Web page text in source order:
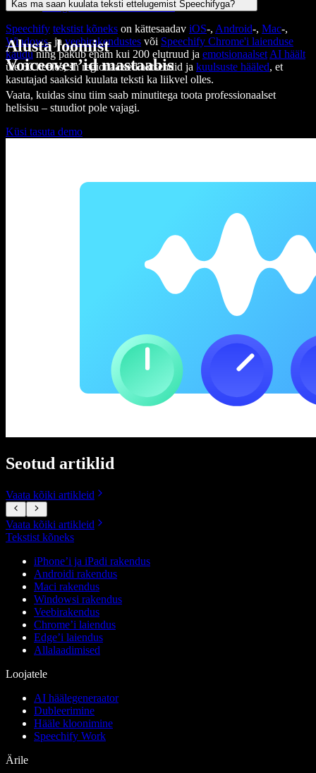
sarnaneGoogle tekstist kõneks API-le.
Kas ma saan kuulata teksti ettelugemist Speechifyga?
Speechify tekstist kõneks on kättesaadav iOS-, Android-, Mac-,
Windows- javeebirakendustes või Speechify Chrome'i laienduse
kauduning pakub enam kui 200 elutruud ja emotsionaalset AI häält
üle 60 keeles, sh regionaalsed aktsendid ja kuulsuste hääled, et
kasutajad saaksid kuulata teksti ka liikvel olles.
Alusta loomist
Voiceover’id mastaabis
Vaata, kuidas sinu tiim saab minutitega toota professionaalset
helisisu – stuudiot pole vajagi.
Küsi tasuta demo
Seotud artiklid
Vaata kõiki artikleid
Vaata kõiki artikleid
Tekstist kõneks
iPhone’i ja iPadi rakendus
Androidi rakendus
Maci rakendus
Windowsi rakendus
Veebirakendus
Chrome’i laiendus
Edge’i laiendus
Allalaadimised
Loojatele
AI häälegeneraator
Dubleerimine
Hääle kloonimine
Speechify Work
Ärile